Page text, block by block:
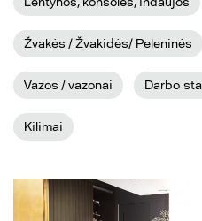
Žvakės / Žvakidės/ Peleninės
Vazos / vazonai Darbo
Kilimai